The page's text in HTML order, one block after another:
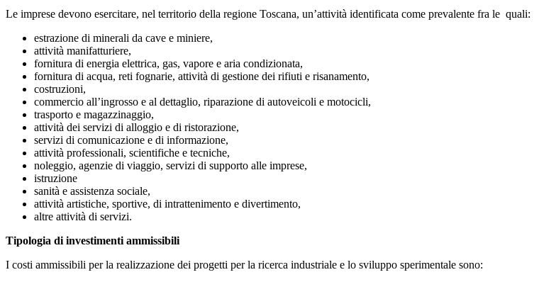
Le imprese devono esercitare, nel territorio della regione Toscana, un’attività identificata come prevalente fra le quali:
estrazione di minerali da cave e miniere,
attività manifatturiere,
fornitura di energia elettrica, gas, vapore e aria condizionata,
fornitura di acqua, reti fognarie, attività di gestione dei rifiuti e risanamento,
costruzioni,
commercio all’ingrosso e al dettaglio, riparazione di autoveicoli e motocicli,
trasporto e magazzinaggio,
attività dei servizi di alloggio e di ristorazione,
servizi di comunicazione e di informazione,
attività professionali, scientifiche e tecniche,
noleggio, agenzie di viaggio, servizi di supporto alle imprese,
istruzione
sanità e assistenza sociale,
attività artistiche, sportive, di intrattenimento e divertimento,
altre attività di servizi.
Tipologia di investimenti ammissibili
I costi ammissibili per la realizzazione dei progetti per la ricerca industriale e lo sviluppo sperimentale sono: